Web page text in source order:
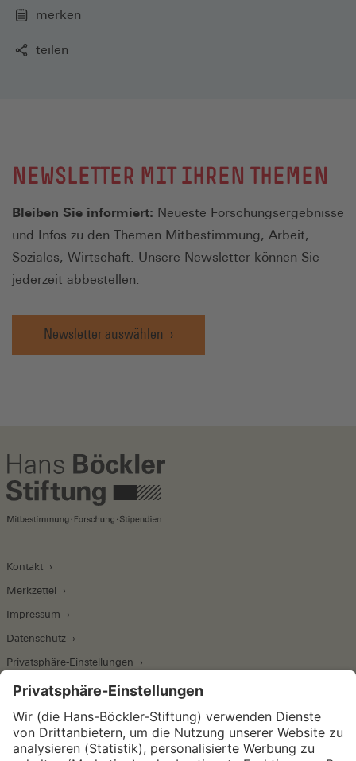
merken
teilen
NEWSLETTER MIT IHREN THEMEN
Bleiben Sie informiert: Neueste Forschungsergebnisse
und Infos zu den Themen Mitbestimmung, Arbeit,
Soziales, Wirtschaft. Unsere Newsletter können Sie
jederzeit abbestellen.
Newsletter auswählen
Kontakt
Merkzettel
Impressum
Datenschutz
Privatsphäre-Einstellungen
Wirtschafts- und Sozialwissenschaftliches Institut